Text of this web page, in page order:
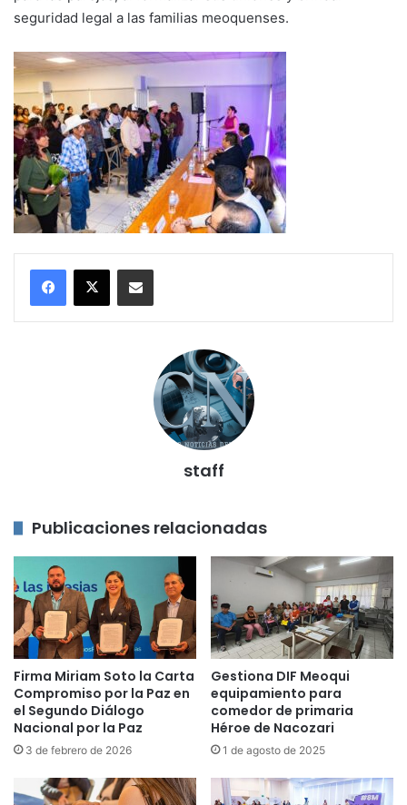
seguridad legal a las familias meoquenses.
Compartir por correo electrónico
staff
Publicaciones relacionadas
Firma Miriam Soto la Carta
Compromiso por la Paz en
el Segundo Diálogo
Nacional por la Paz
3 de febrero de 2026
Gestiona DIF Meoqui
equipamiento para
comedor de primaria
Héroe de Nacozari
1 de agosto de 2025